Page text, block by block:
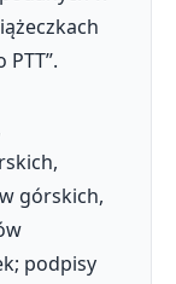
górskich,
podpisy